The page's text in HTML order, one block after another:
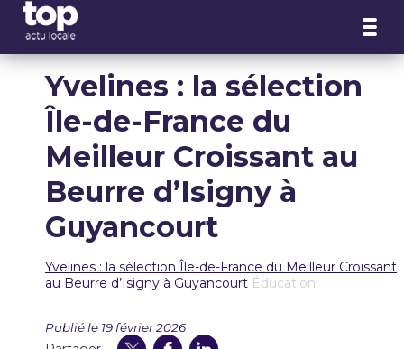
Yvelines : la sélection
Île-de-France du
Meilleur Croissant au
Beurre d’Isigny à
Guyancourt
Yvelines : la sélection Île-de-France du Meilleur Croissant
au Beurre d’Isigny à Guyancourt Éducation
Publié le 19 février 2026
Panneau de gestion des cookies